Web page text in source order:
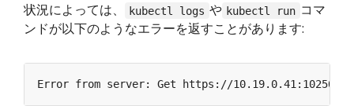
状況によっては、 kubectl logs や kubectl run コマ
ンドが以下のようなエラーを返すことがあります: